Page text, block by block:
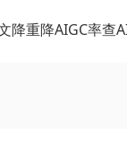
降重降AIGC率查